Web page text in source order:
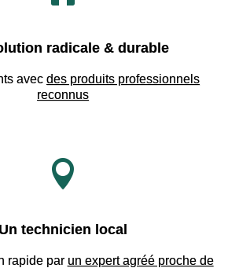
radicale & durable
avec des produits professionnels
reconnus

Un technicien local
rapide par un expert agréé proche de